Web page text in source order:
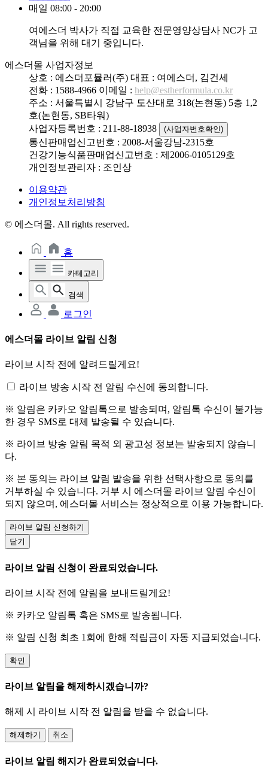
매일 08:00 - 20:00
여에스더 박사가 직접 교육한 전문영양상담사 NC가 고
객님을 위해 대기 중입니다.
에스더몰 사업자정보
상호 : 에스더포뮬러(주) 대표 : 여에스더, 김건세
전화 : 1588-4966 이메일 : help@estherformula.co.kr
주소 : 서울특별시 강남구 도산대로 318(논현동) 5층 1,2
호(논현동, SB타워)
사업자등록번호 : 211-88-18938
(사업자번호확인)
통신판매업신고번호 : 2008-서울강남-2315호
건강기능식품판매업신고번호 : 제2006-0105129호
개인정보관리자 : 조인상
이용약관
개인정보처리방침
© 에스더몰. All rights reserved.
홈
카테고리
검색
로그인
에스더몰 라이브 알림 신청
라이브 시작 전에 알려드릴게요!
라이브 방송 시작 전 알림 수신에 동의합니다.
※ 알림은 카카오 알림톡으로 발송되며, 알림톡 수신이 불가능
한 경우 SMS로 대체 발송될 수 있습니다.
※ 라이브 방송 알림 목적 외 광고성 정보는 발송되지 않습니
다.
※ 본 동의는 라이브 알림 발송을 위한 선택사항으로 동의를
거부하실 수 있습니다. 거부 시 에스더몰 라이브 알림 수신이
되지 않으며, 에스더몰 서비스는 정상적으로 이용 가능합니다.
라이브 알림 신청하기
닫기
라이브 알림 신청이 완료되었습니다.
라이브 시작 전에 알림을 보내드릴게요!
※ 카카오 알림톡 혹은 SMS로 발송됩니다.
※ 알림 신청 최초 1회에 한해 적립금이 자동 지급되었습니다.
확인
라이브 알림을 해제하시겠습니까?
해제 시 라이브 시작 전 알림을 받을 수 없습니다.
해제하기 취소
라이브 알림 해지가 완료되었습니다.